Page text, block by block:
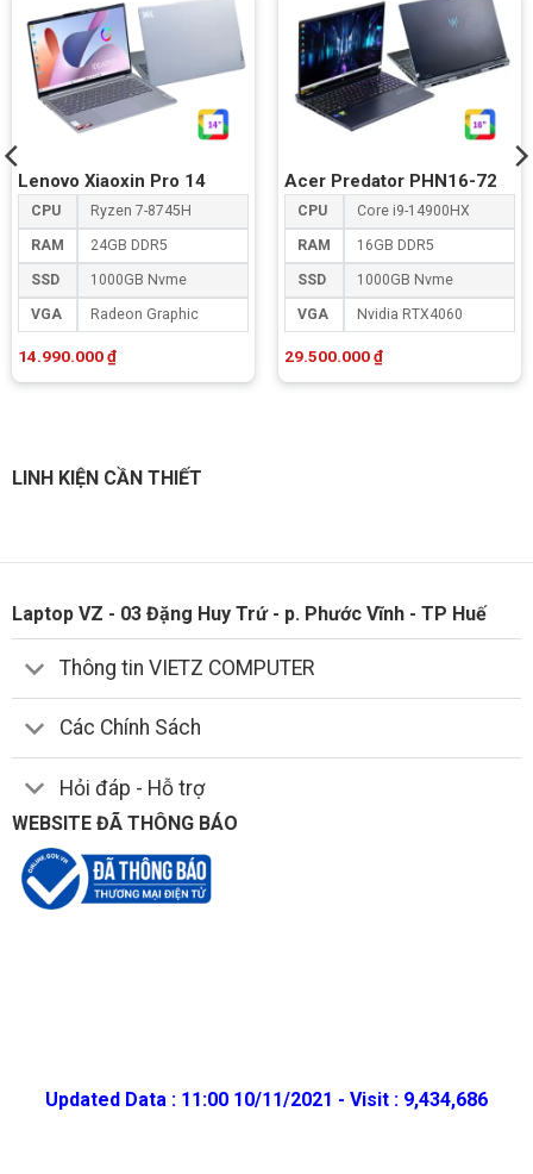
Lenovo Xiaoxin Pro 14
CPU Ryzen 7-8745H
RAM 24GB DDR5
SSD 1000GB Nvme
VGA Radeon Graphic
14.990.000₫
Acer Predator PHN16-72
CPU Core i9-14900HX
RAM 16GB DDR5
SSD 1000GB Nvme
VGA Nvidia RTX4060
29.500.000₫
LINH KIỆN CẦN THIẾT
Laptop VZ - 03 Đặng Huy Trứ - p. Phước Vĩnh - TP Huế
Thông tin VIETZ COMPUTER
Các Chính Sách
Hỏi đáp - Hỗ trợ
WEBSITE ĐÃ THÔNG BÁO
Updated Data : 11:00 10/11/2021 - Visit : 9,434,686